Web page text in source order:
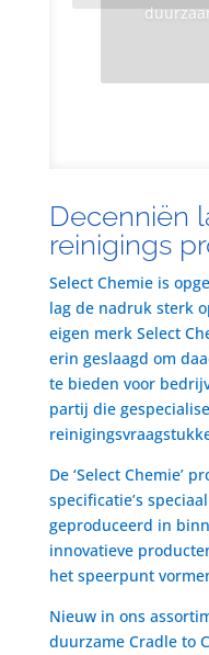
Decenniën
reinigings
Select Chemie is
lag de nadruk sterk
eigen merk Select
erin geslaagd om
te bieden voor
partij die
De ‘Select Chemie’
specificatie’s
geproduceerd in
innovatieve
het speerpunt
Nieuw in ons
duurzame Cradle to